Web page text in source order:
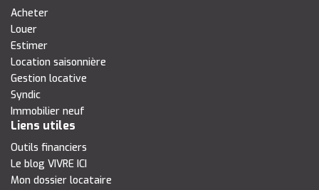
Acheter
Louer
Estimer
Location saisonnière
Gestion locative
Syndic
Immobilier neuf
Liens utiles
Outils financiers
Le blog VIVRE ICI
Mon dossier locataire